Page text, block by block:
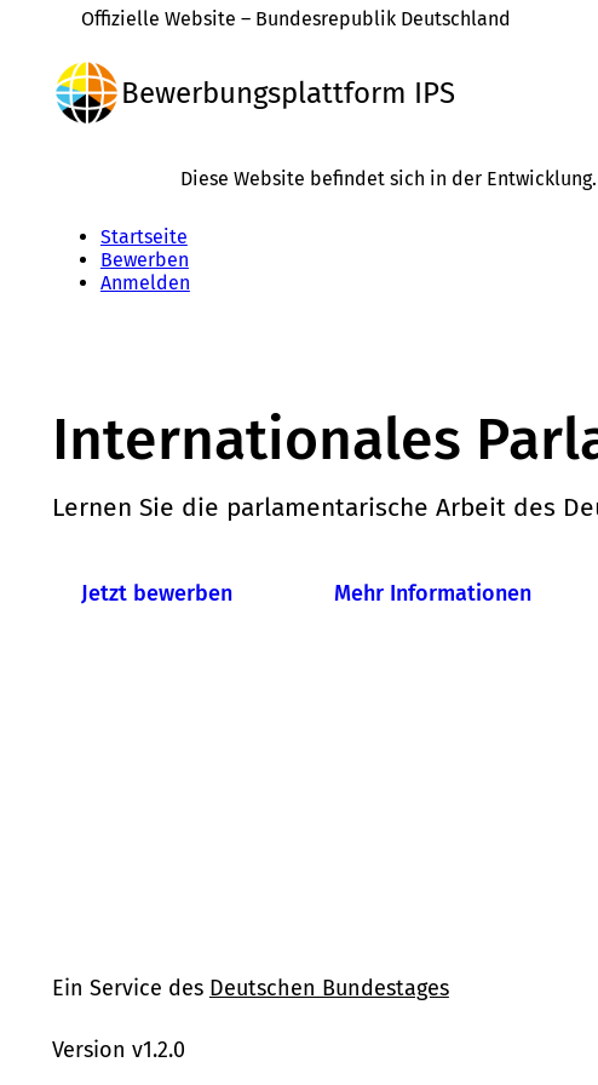
Offizielle Website – Bundesrepublik Deutschland
Bewerbungsplattform IPS
Diese Website befindet sich in der Entwicklung.
Startseite
Bewerben
Anmelden
Internationales
Lernen Sie die parlamentarische Arbeit des
Jetzt bewerben Mehr Informationen
Ein Service des Deutschen Bundestages
Version v1.2.0